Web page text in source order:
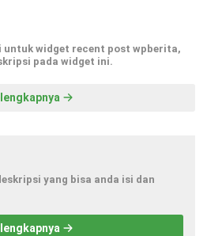
untuk widget recent post wpberita,
pada widget ini.
yang bisa anda isi dan